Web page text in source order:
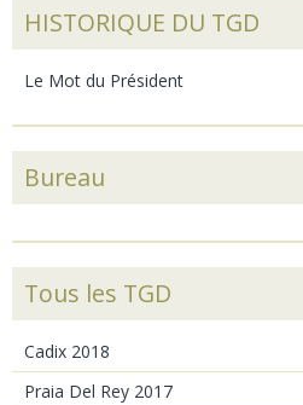
HISTORIQUE DU TGD
Le Mot du Président
Bureau
Tous les TGD
Cadix 2018
Praia Del Rey 2017